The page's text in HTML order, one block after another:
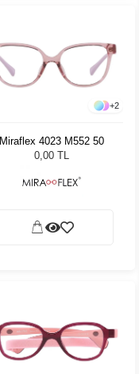
+2
Miraflex 4023 M552 50
0,00 TL